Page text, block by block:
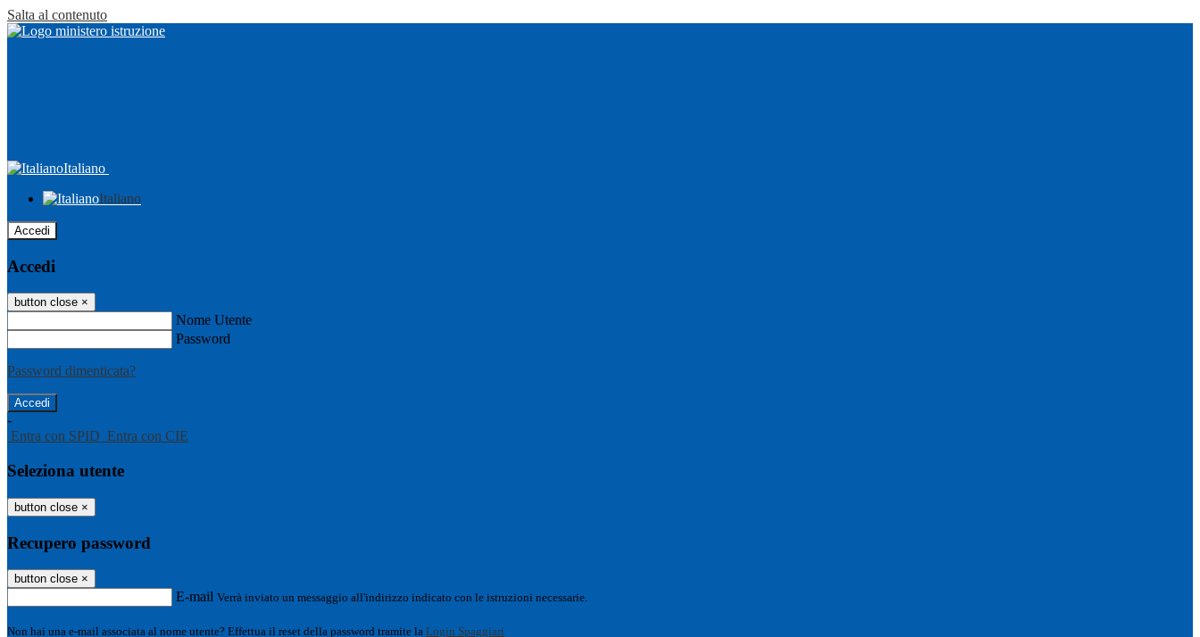
Salta al contenuto
Italiano
Italiano
Accedi
Accedi
button close ×
Nome Utente
Password
Password dimenticata?
-
Entra con SPID Entra con CIE
Seleziona utente
button close ×
Recupero password
button close ×
E-mail Verrà inviato un messaggio all'indirizzo indicato con le istruzioni necessarie.
Non hai una e-mail associata al nome utente? Effettua il reset della password tramite la Login Spaggiari